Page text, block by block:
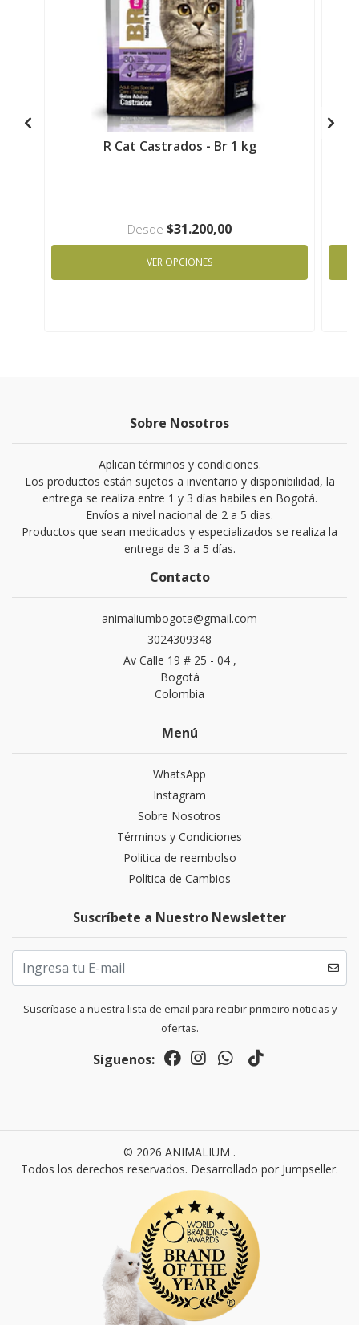
R Cat Castrados - Br 1 kg
Desde $31.200,00
VER OPCIONES
Sobre Nosotros
Aplican términos y condiciones.
Los productos están sujetos a inventario y disponibilidad, la
entrega se realiza entre 1 y 3 días habiles en Bogotá.
Envíos a nivel nacional de 2 a 5 dias.
Productos que sean medicados y especializados se realiza la
entrega de 3 a 5 días.
Contacto
animaliumbogota@gmail.com
3024309348
Av Calle 19 # 25 - 04 ,
Bogotá
Colombia
Menú
WhatsApp
Instagram
Sobre Nosotros
Términos y Condiciones
Politica de reembolso
Política de Cambios
Suscríbete a Nuestro Newsletter
Suscríbase a nuestra lista de email para recibir primeiro noticias y
ofertas.
Síguenos:
© 2026 ANIMALIUM .
Todos los derechos reservados. Desarrollado por Jumpseller.